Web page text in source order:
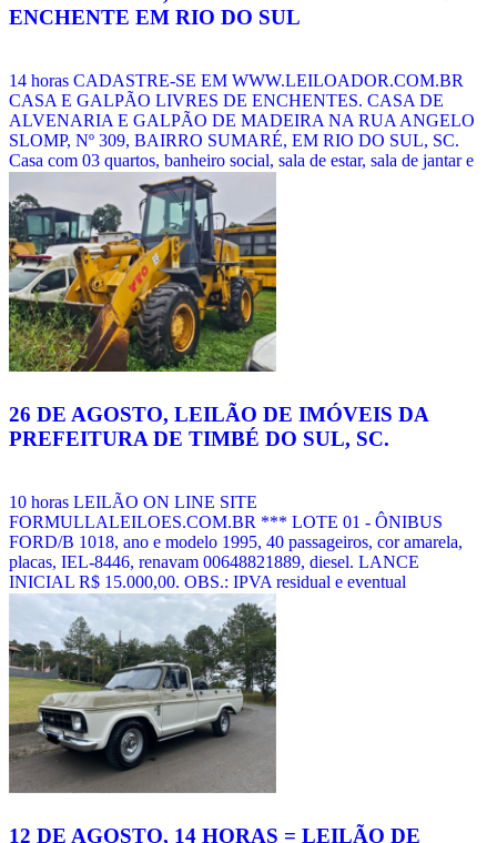
ENCHENTE EM RIO DO SUL
14 horas CADASTRE-SE EM WWW.LEILOADOR.COM.BR
CASA E GALPÃO LIVRES DE ENCHENTES. CASA DE
ALVENARIA E GALPÃO DE MADEIRA NA RUA ANGELO
SLOMP, Nº 309, BAIRRO SUMARÉ, EM RIO DO SUL, SC.
Casa com 03 quartos, banheiro social, sala de estar, sala de jantar e
cozinha integrados, área de serviço, área de festa com fogão a lenha
e um banheiro, garagem e 01 galpão. Área do terreno 825,00m².
LANCE INICIAL R$ 530.000,00. Visitação do Bem: AGENDAR
PELOS TELEFONES (47) 3521 7730, 3521 1940. BAIXE,
IMPRIMA E L [...]
Veja mais notícias
26 DE AGOSTO, LEILÃO DE IMÓVEIS DA
PREFEITURA DE TIMBÉ DO SUL, SC.
10 horas LEILÃO ON LINE SITE
FORMULLALEILOES.COM.BR *** LOTE 01 - ÔNIBUS
FORD/B 1018, ano e modelo 1995, 40 passageiros, cor amarela,
placas, IEL-8446, renavam 00648821889, diesel. LANCE
INICIAL R$ 15.000,00. OBS.: IPVA residual e eventual
necessid50000ade de remarcação de chassi/motor e/ou troca de
motor correm por conta do arrematante. LOTE 02 – SUCATA DE
IMPLEMENTO AGRÍCOLA: ENSILADEIRA (COLHEDORA
DE FORRAGENS). LANCE INICIAL R$ 1.500,00. LOTE 03 –
SUCATA DE IMPLEMENTO AGRICOLA: GRADE. LAN [...]
Veja mais notícias
12 DE AGOSTO, 14 HORAS = LEILÃO DE